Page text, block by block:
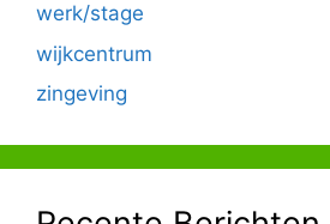
werk/stage
wijkcentrum
zingeving